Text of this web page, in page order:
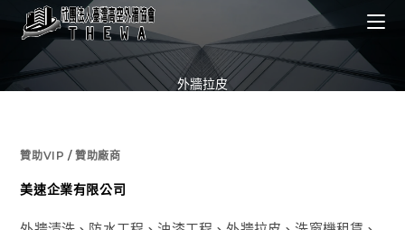
content
外牆拉皮
贊助VIP /贊助廠商
美速企業有限公司